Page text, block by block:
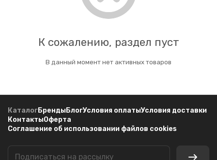
К сожалению, раздел пуст
В данный момент нет активных товаров
КаталогБрендыБлогУсловия оплатыУсловия доставки
КонтактыОферта
Соглашение об использовании файлов cookies